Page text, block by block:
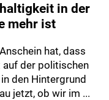
in der
mehr ist
hat, dass
der politischen
den Hintergrund
jetzt, ob wir im ...